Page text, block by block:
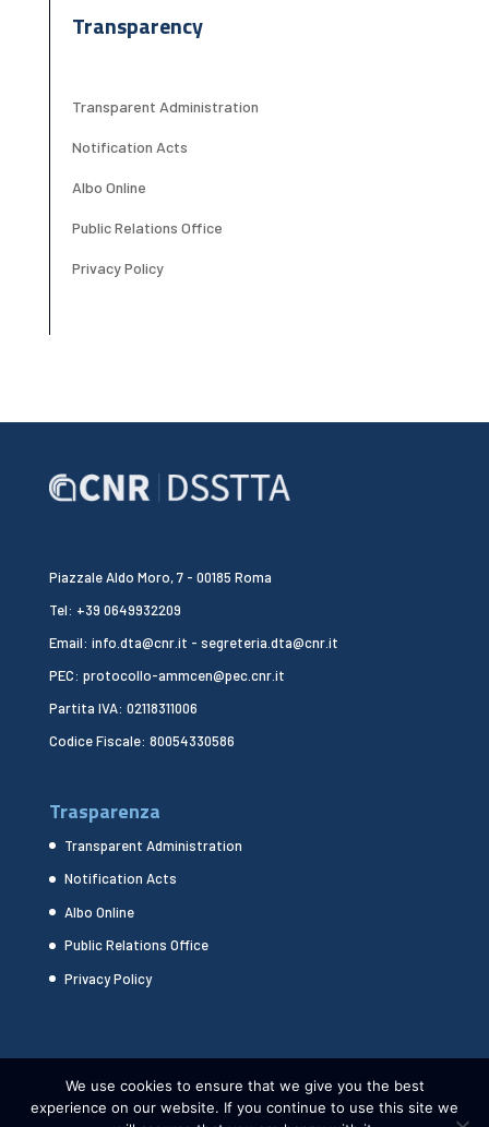
Transparency
Transparent Administration
Notification Acts
Albo Online
Public Relations Office
Privacy Policy
Piazzale Aldo Moro, 7 - 00185 Roma
Tel: +39 0649932209
Email: info.dta@cnr.it - segreteria.dta@cnr.it
PEC: protocollo-ammcen@pec.cnr.it
Partita IVA: 02118311006
Codice Fiscale: 80054330586
Trasparenza
Transparent Administration
Notification Acts
Albo Online
Public Relations Office
Privacy Policy
We use cookies to ensure that we give you the best
experience on our website. If you continue to use this site we